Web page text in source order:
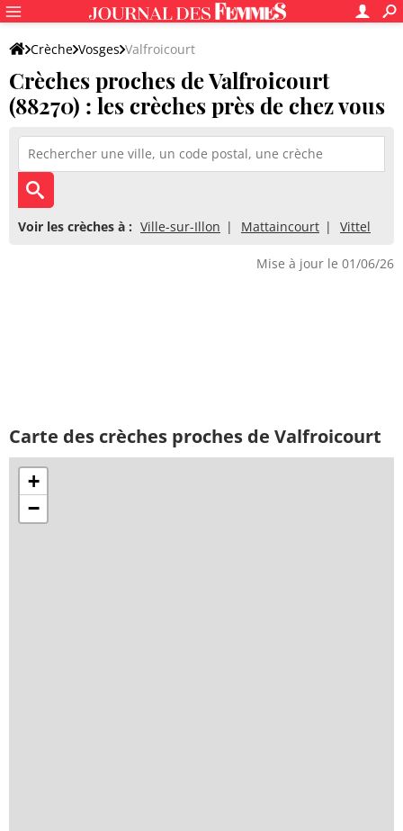
Crèche Vosges Valfroicourt
Crèches proches de Valfroicourt
(88270) : les crèches près de chez vous
Voir les crèches à : Ville-sur-Illon Mattaincourt Vittel
Mise à jour le 01/06/26
Carte des crèches proches de Valfroicourt
+
−